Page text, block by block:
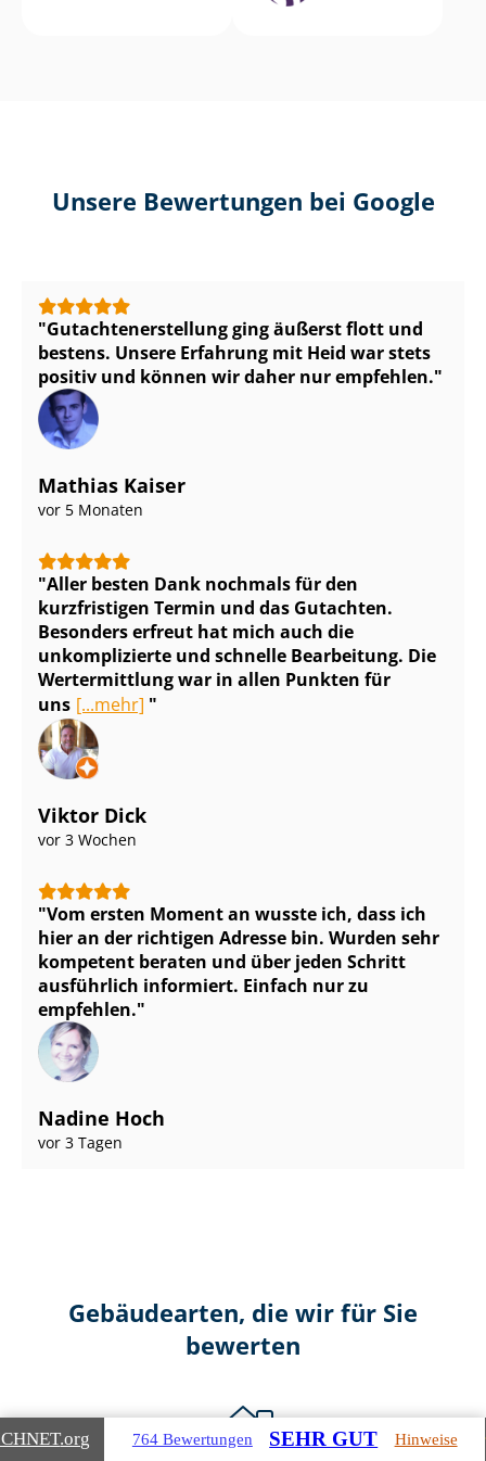
Unsere Bewertungen bei Google
Gut­ach­ten­er­stel­lung ging äußerst flott und
bestens. Unsere Erfahrung mit Heid war stets
positiv und können wir daher nur empfehlen.
Mathias Kaiser
vor 5 Monaten
Aller besten Dank nochmals für den
kurzfristigen Termin und das Gutachten.
Besonders erfreut hat mich auch die
unkomplizierte und schnelle Bearbeitung. Die
Wertermittlung war in allen Punkten für
uns [...mehr]
Viktor Dick
vor 3 Wochen
Vom ersten Moment an wusste ich, dass ich
hier an der richtigen Adresse bin. Wurden sehr
kompetent beraten und über jeden Schritt
ausführlich informiert. Einfach nur zu
empfehlen.
Nadine Hoch
vor 3 Tagen
Gebäudearten, die wir für Sie
bewerten
.org 764 Bewertungen SEHR GUT Hinweise